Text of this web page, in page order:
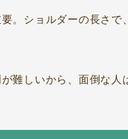
。ショルダーの長さで
難しいから、面倒な人